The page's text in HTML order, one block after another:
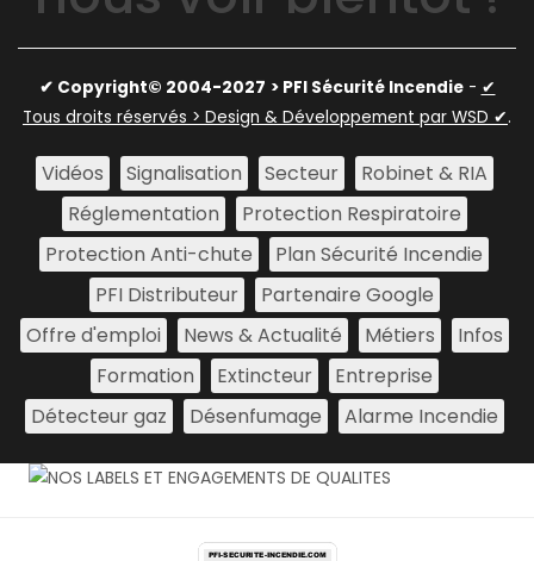
✔ Copyright© 2004-2027 > PFI Sécurité Incendie- ✔
Tous droits réservés > Design & Développement par WSD ✔.
Vidéos Signalisation Secteur
Robinet & RIA
Réglementation
Protection Respiratoire
Protection Anti-chute
Plan Sécurité Incendie
PFI Distributeur
Partenaire Google
Offre d'emploi
News & Actualité Métiers
Infos
Formation
Extincteur
Entreprise
Détecteur gaz
Désenfumage Alarme Incendie